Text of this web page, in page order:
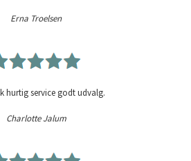
Erna Troelsen
hurtig service godt udvalg.
Charlotte Jalum